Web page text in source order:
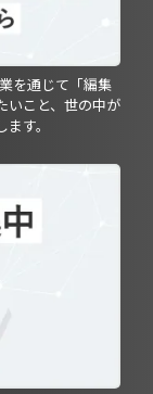
を通じて「編集
いこと、世の中が
す。